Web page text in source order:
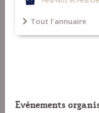
Tout l'annuaire
Evénements